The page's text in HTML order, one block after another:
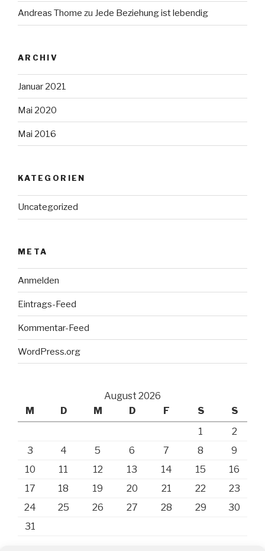
Andreas Thome zu Jede Beziehung ist lebendig
ARCHIV
Januar 2021
Mai 2020
Mai 2016
KATEGORIEN
Uncategorized
META
Anmelden
Eintrags-Feed
Kommentar-Feed
WordPress.org
August 2026
M
D M D F S
S
1
2
3
4 5 6 7 8
9
10
11 12 13 14 15
16
17
18 19 20 21 22
23
24
25 26 27 28 29
30
31